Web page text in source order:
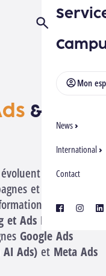
Mon
News
International
Contact
facebook
Ouvrir/Fermer
&
avec l’arrivée
et de nouvelles
avancée
Ads Managers
Google Ads
Ads) et Meta Ads